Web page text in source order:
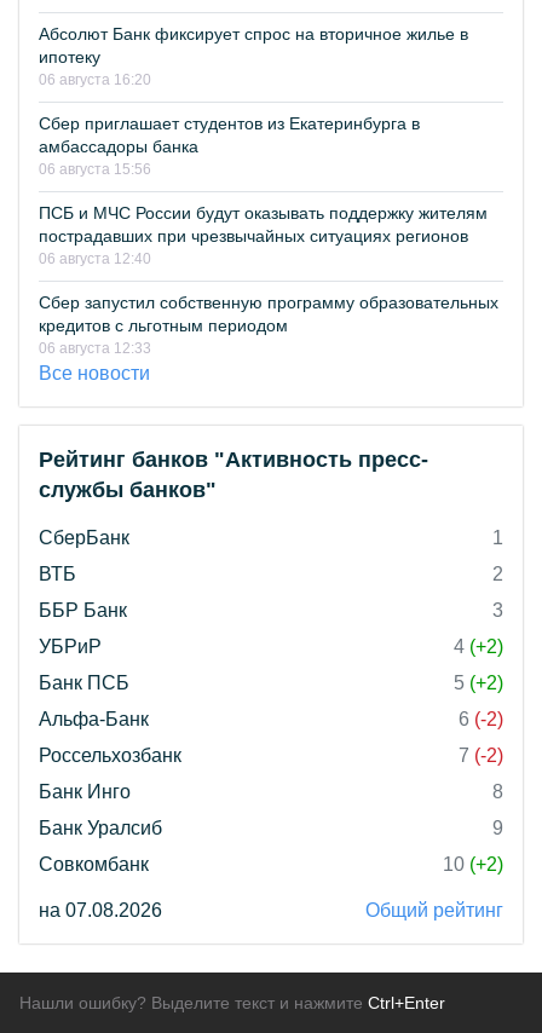
Абсолют Банк фиксирует спрос на вторичное жилье в
ипотеку
06 августа 16:20
Сбер приглашает студентов из Екатеринбурга в
амбассадоры банка
06 августа 15:56
ПСБ и МЧС России будут оказывать поддержку жителям
пострадавших при чрезвычайных ситуациях регионов
06 августа 12:40
Сбер запустил собственную программу образовательных
кредитов с льготным периодом
06 августа 12:33
Все новости
Рейтинг банков "Активность пресс-
службы банков"
СберБанк
1
ВТБ
2
ББР Банк
3
УБРиР
4 (+2)
Банк ПСБ
5 (+2)
Альфа-Банк
6 (-2)
Россельхозбанк
7 (-2)
Банк Инго
8
Банк Уралсиб
9
Совкомбанк
10 (+2)
на 07.08.2026 Общий рейтинг
Нашли ошибку? Выделите текст и нажмите Ctrl+Enter